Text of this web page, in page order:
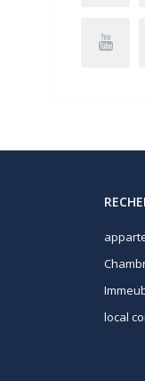
local